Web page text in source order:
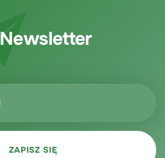
Newsletter